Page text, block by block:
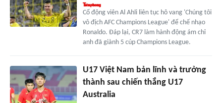
Cổ động viên Al Ahli liên tục hô vang 'Chúng tôi
vô địch AFC Champions League' để chế nhạo
Ronaldo. Đáp lại, CR7 làm hành động ám chỉ
anh đã giành 5 cúp Champions League.
U17 Việt Nam bản lĩnh và trưởng
thành sau chiến thắng U17
Australia